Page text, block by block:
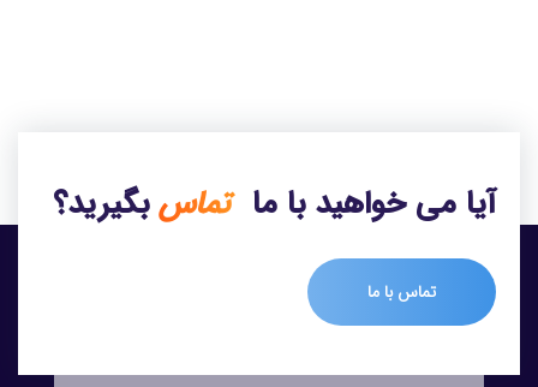
آیا می خواهید با ما تماسبگیرید؟
تماس با ما